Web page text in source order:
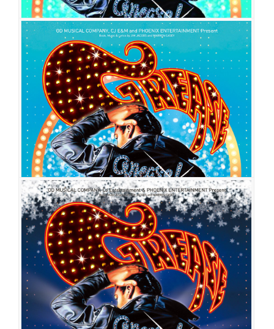
그리스
공연일시
2012-12-01 ~ 2013-01-20
공연장
강동아트센터
출연진
정민고은성 이지윤김보선인진우문희라이형진권소현
김
이동윤유민상노우진 박규석이태은정연
그리스
공연일시
2011-06-30 ~ 2011-08-28
공연장
올림픽공원 우리금융아트홀
출연진
장지우김응주임혜영손예슬이창희박은미하강웅신다영
임진아 최호승윤지인